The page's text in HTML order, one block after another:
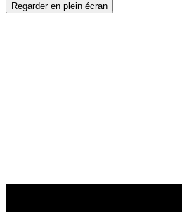
Regarder en plein écran